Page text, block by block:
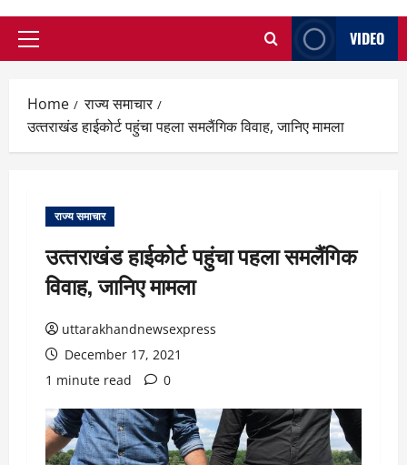
Primary
VIDEO
Home
राज्य समाचार
उत्‍तराखंड हाईकोर्ट पहुंचा पहला समलैंगिक वि‍वाह, जानिए मामला
राज्य समाचार
उत्‍तराखंड हाईकोर्ट पहुंचा पहला समलैंगिक
वि‍वाह, जानिए मामला
uttarakhandnewsexpress
December 17, 2021
1 minute read
0